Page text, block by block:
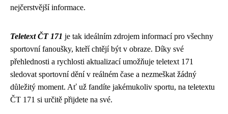
nejčerstvější informace.
Teletext ČT 171 je tak ideálním zdrojem informací pro všechny
sportovní fanoušky, kteří chtějí být v obraze. Díky své
přehlednosti a rychlosti aktualizací umožňuje teletext 171
sledovat sportovní dění v reálném čase a nezmeškat žádný
důležitý moment. Ať už fandíte jakémukoliv sportu, na teletextu
ČT 171 si určitě přijdete na své.